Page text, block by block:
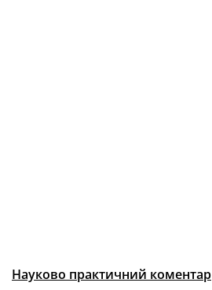
Науково практичний коментар